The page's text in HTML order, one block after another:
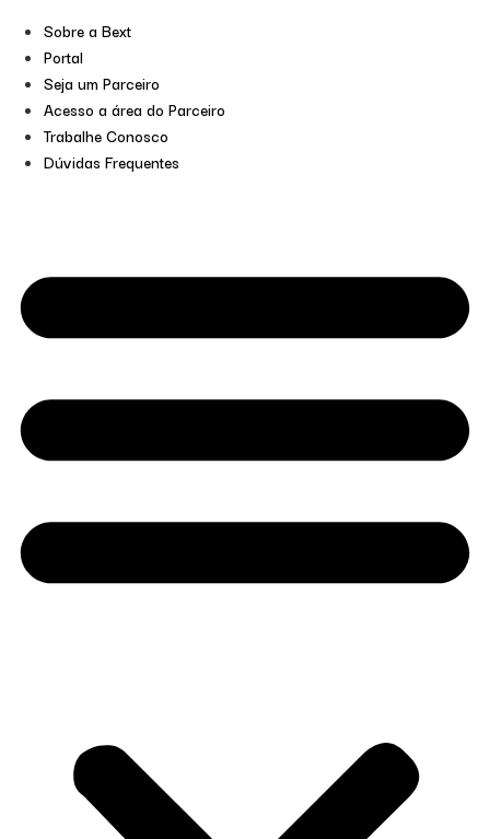
Sobre a Bext
Portal
Seja um Parceiro
Acesso a área do Parceiro
Trabalhe Conosco
Dúvidas Frequentes